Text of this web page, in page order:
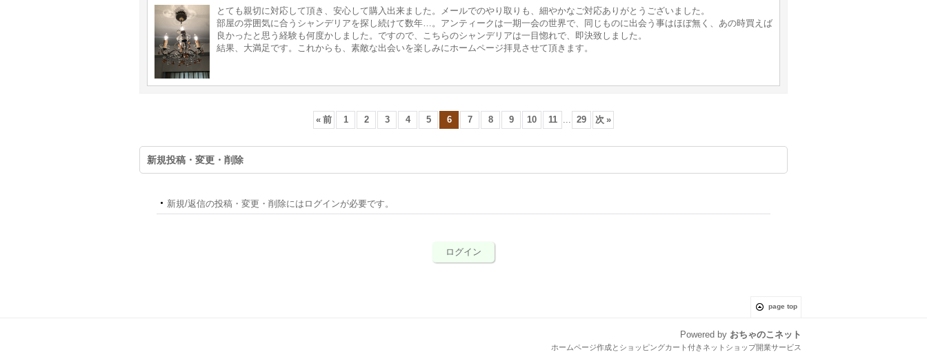
とても親切に対応して頂き、安心して購入出来ました。メールでのやり取りも、細やかなご対応ありがとうございました。
部屋の雰囲気に合うシャンデリアを探し続けて数年…。アンティークは一期一会の世界で、同じものに出会う事はほぼ無く、あの時買えば
良かったと思う経験も何度かしました。ですので、こちらのシャンデリアは一目惚れで、即決致しました。
結果、大満足です。これからも、素敵な出会いを楽しみにホームページ拝見させて頂きます。
« 前 1 2 3 4 5 6 7 8 9 10 11 29 次 »
新規投稿・変更・削除
新規/返信の投稿・変更・削除にはログインが必要です。
ログイン
page top
Powered by おちゃのこネット
ホームページ作成とショッピングカート付きネットショップ開業サービス